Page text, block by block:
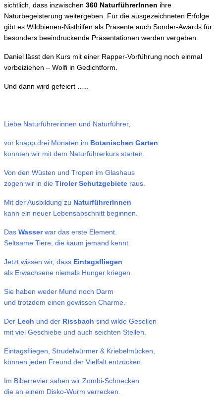
sichtlich, dass inzwischen 360 NaturführerInnen ihre
Naturbegeisterung weitergeben. Für die ausgezeichneten Erfolge
gibt es Wildbienen-Nisthilfen als Präsente auch Sonder-Awards für
besonders beeindruckende Präsentationen werden vergeben.
Daniel lässt den Kurs mit einer Rapper-Vorführung noch einmal
vorbeiziehen – Wolfi in Gedichtform.
Und dann wird gefeiert …..
Liebe Naturführerinnen und Naturführer,
vor knapp drei Monaten im Botanischen Garten
konnten wir mit dem Naturführerkurs starten.
Von den Wüsten und Tropen im Glashaus
zogen wir in die Tiroler Schutzgebiete raus.
Mit der Ausbildung zu NaturführerInnen
kann ein neuer Lebensabschnitt beginnen.
Das Wasserwar das erste Element.
Seltsame Tiere, die kaum jemand kennt.
Jetzt wissen wir, dass Eintagsfliegen
als Erwachsene niemals Hunger kriegen.
Sie haben weder Mund noch Darm
und trotzdem einen gewissen Charme.
Der Lech und der Rissbach sind wilde Gesellen
mit viel Geschiebe und auch seichten Stellen.
Eintagsfliegen, Strudelwürmer & Kriebelmücken,
können jeden Freund der Vielfalt entzücken.
Im Biberrevier sahen wir Zombi-Schnecken
die an einem Disko-Wurm verrecken.